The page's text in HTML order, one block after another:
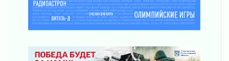
Ленобласть отмечает День Воздушно-
десантных войск
02 августа 2026
02 августа 2026